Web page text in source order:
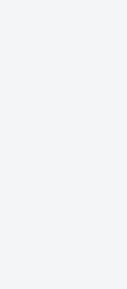
что в
все не буду. На
если будет
Один из
последнем